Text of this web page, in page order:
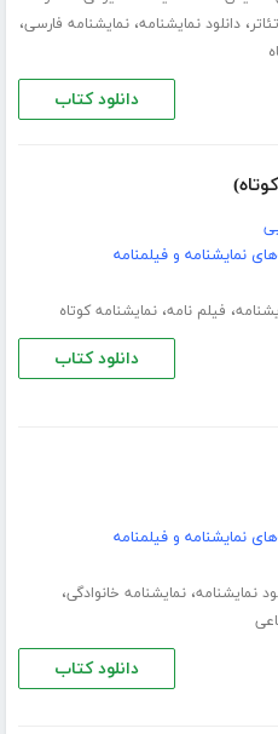
تئاتر،دانلود نمایشنامه،نمایشنامه فارسی،
دانلود کتاب
نمایشنامه و فیلمنامه
، فیلم نامه،نمایشنامه کوتاه
دانلود کتاب
نمایشنامه و فیلمنامه
نمایشنامه،نمایشنامه خانوادگی،
دانلود کتاب